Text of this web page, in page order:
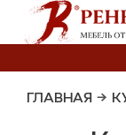
ГЛАВНАЯ →